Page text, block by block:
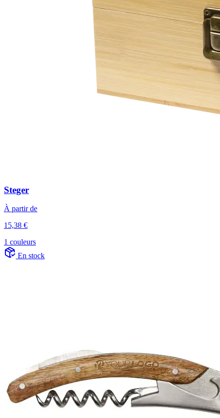
Steger
À partir de
15,38 €
1 couleurs
En stock